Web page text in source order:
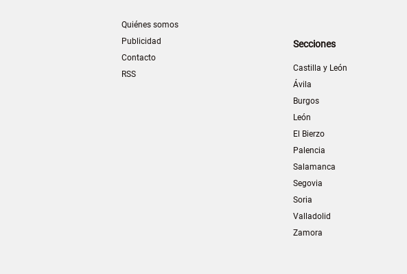
Quiénes somos
Publicidad
Contacto
RSS
Secciones
Castilla y León
Ávila
Burgos
León
El Bierzo
Palencia
Salamanca
Segovia
Soria
Valladolid
Zamora